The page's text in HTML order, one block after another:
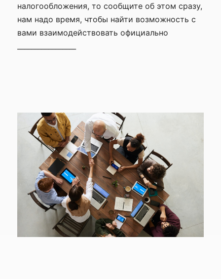
налогообложения, то сообщите об этом сразу,
нам надо время, чтобы найти возможность с
вами взаимодействовать официально